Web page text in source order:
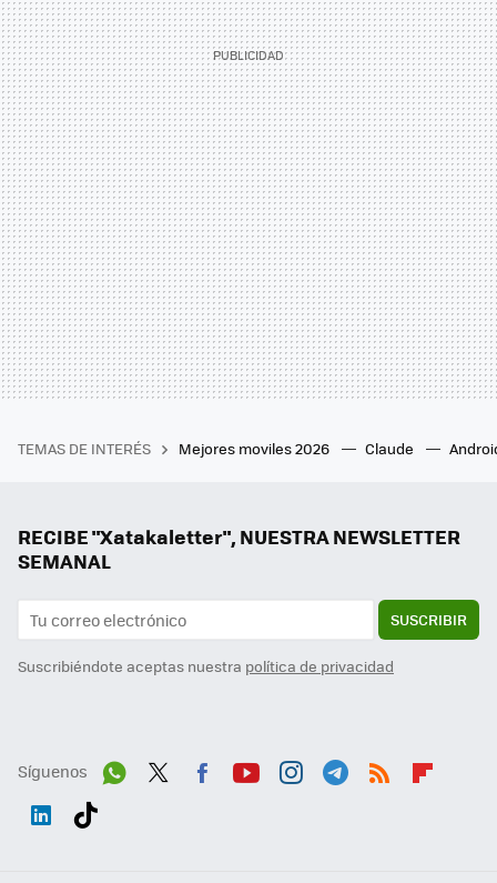
TEMAS DE INTERÉS Mejores moviles 2026 Claude
RECIBE "Xatakaletter", NUESTRA NEWSLETTER
SEMANAL
SUSCRIBIR
Suscribiéndote aceptas nuestra política de privacidad
Síguenos